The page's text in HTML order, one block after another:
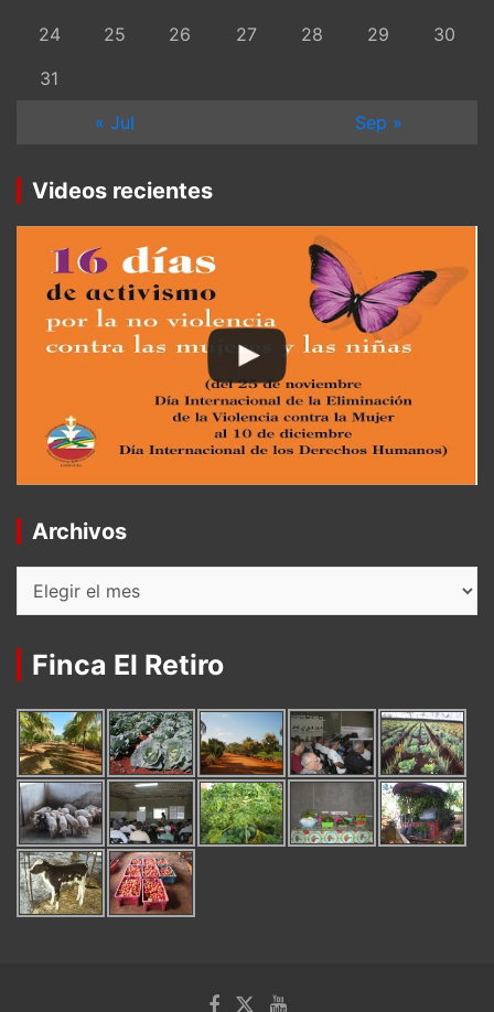
24
25 26 27 28 29
30
31
« Jul
Sep »
Videos recientes
Archivos
Archivos
Finca El Retiro